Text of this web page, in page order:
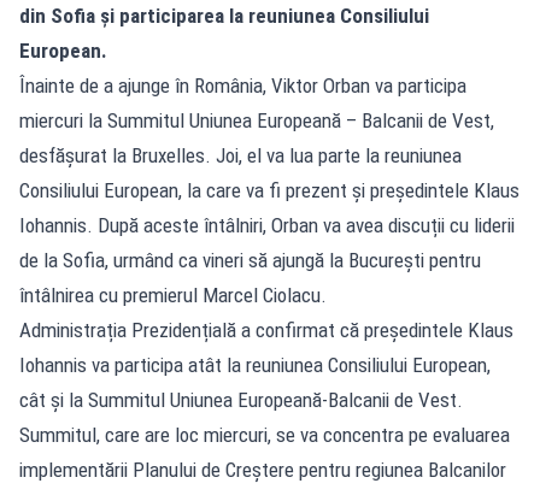
din Sofia și participarea la reuniunea Consiliului
European.
Înainte de a ajunge în România, Viktor Orban va participa
miercuri la Summitul Uniunea Europeană – Balcanii de Vest,
desfășurat la Bruxelles. Joi, el va lua parte la reuniunea
Consiliului European, la care va fi prezent și președintele Klaus
Iohannis. După aceste întâlniri, Orban va avea discuții cu liderii
de la Sofia, urmând ca vineri să ajungă la București pentru
întâlnirea cu premierul Marcel Ciolacu.
Administrația Prezidențială a confirmat că președintele Klaus
Iohannis va participa atât la reuniunea Consiliului European,
cât și la Summitul Uniunea Europeană-Balcanii de Vest.
Summitul, care are loc miercuri, se va concentra pe evaluarea
implementării Planului de Creștere pentru regiunea Balcanilor